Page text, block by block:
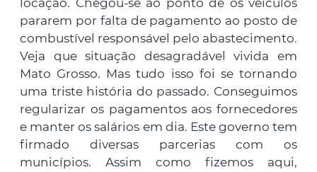
locação. Chegou-se ao ponto de os veículos
pararem por falta de pagamento ao posto de
combustível responsável pelo abastecimento.
Veja que situação desagradável vivida em
Mato Grosso. Mas tudo isso foi se tornando
uma triste história do passado. Conseguimos
regularizar os pagamentos aos fornecedores
e manter os salários em dia. Este governo tem
firmado diversas parcerias com os
municípios. Assim como fizemos aqui,